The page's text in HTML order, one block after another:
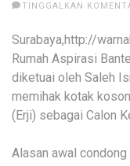
TINGGALKAN
Surabaya,http://
Rumah Aspirasi
diketuai oleh Saleh
memihak kotak
(Erji) sebagai Calon
Alasan awal